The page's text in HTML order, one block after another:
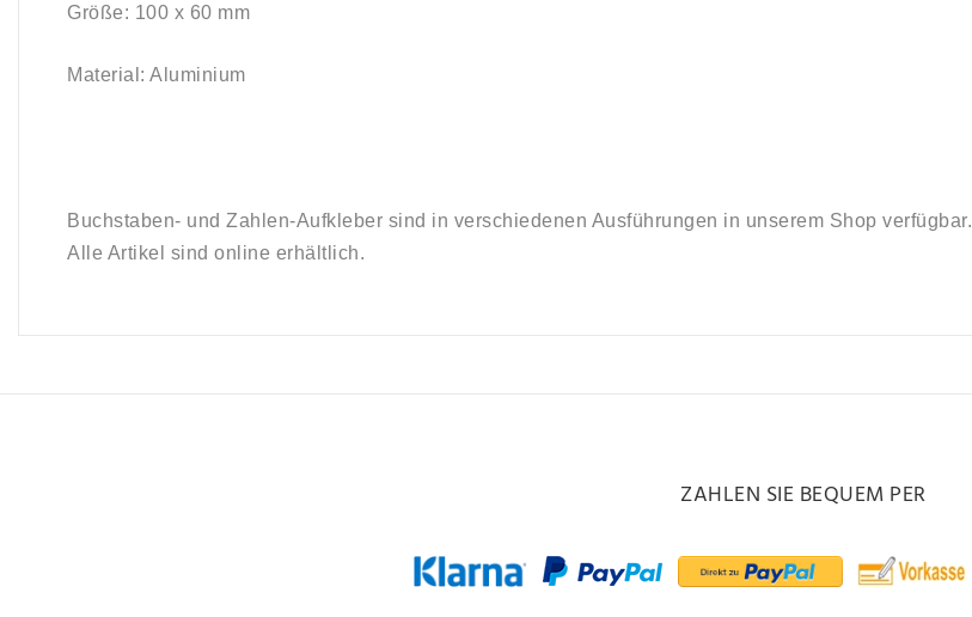
Größe: 100 x 60 mm
Material: Aluminium
Buchstaben- und Zahlen-Aufkleber sind in verschiedenen Ausführungen in unserem Shop verfügbar.
Alle Artikel sind online erhältlich.
ZAHLEN SIE BEQUEM PER